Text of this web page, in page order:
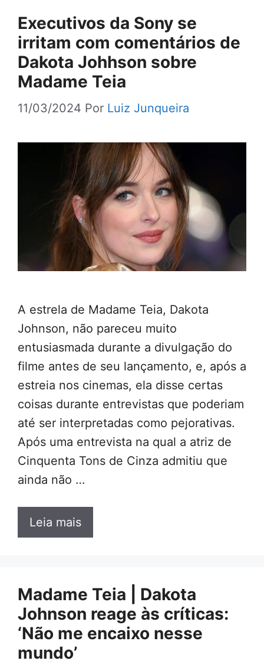
Executivos da Sony se
irritam com comentários de
Dakota Johhson sobre
Madame Teia
11/03/2024 Por Luiz Junqueira
A estrela de Madame Teia, Dakota
Johnson, não pareceu muito
entusiasmada durante a divulgação do
filme antes de seu lançamento, e, após a
estreia nos cinemas, ela disse certas
coisas durante entrevistas que poderiam
até ser interpretadas como pejorativas.
Após uma entrevista na qual a atriz de
Cinquenta Tons de Cinza admitiu que
ainda não …
Leia mais
Madame Teia | Dakota
Johnson reage às críticas:
‘Não me encaixo nesse
mundo’